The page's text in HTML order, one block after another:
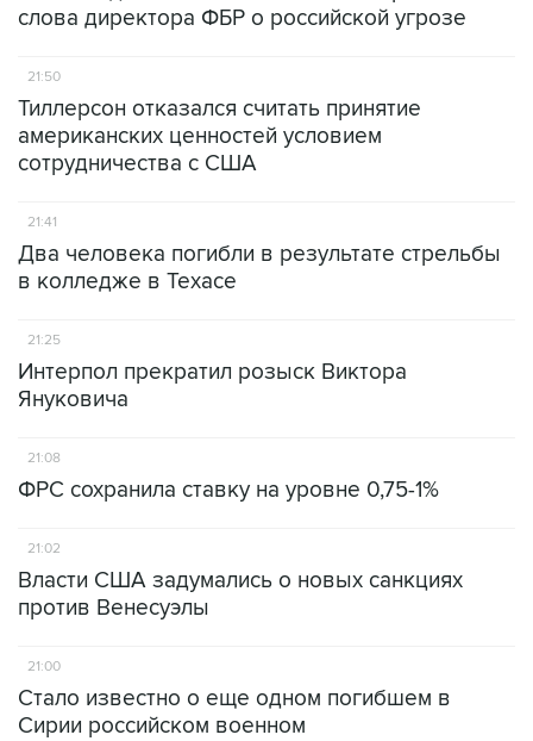
слова директора ФБР о российской угрозе
21:50
Тиллерсон отказался считать принятие
американских ценностей условием
сотрудничества с США
21:41
Два человека погибли в результате стрельбы
в колледже в Техасе
21:25
Интерпол прекратил розыск Виктора
Януковича
21:08
ФРС сохранила ставку на уровне 0,75-1%
21:02
Власти США задумались о новых санкциях
против Венесуэлы
21:00
Стало известно о еще одном погибшем в
Сирии российском военном